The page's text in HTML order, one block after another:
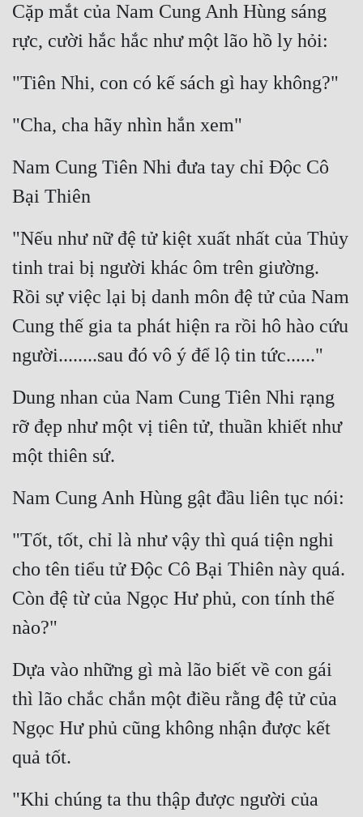
Cặp mắt của Nam Cung Anh Hùng sáng
rực, cười hắc hắc như một lão hồ ly hỏi:
"Tiên Nhi, con có kế sách gì hay không?"
"Cha, cha hãy nhìn hắn xem"
Nam Cung Tiên Nhi đưa tay chỉ Độc Cô
Bại Thiên
"Nếu như nữ đệ tử kiệt xuất nhất của Thủy
tinh trai bị người khác ôm trên giường.
Rồi sự việc lại bị danh môn đệ tử của Nam
Cung thế gia ta phát hiện ra rồi hô hào cứu
người........sau đó vô ý để lộ tin tức......"
Dung nhan của Nam Cung Tiên Nhi rạng
rỡ đẹp như một vị tiên tử, thuần khiết như
một thiên sứ.
Nam Cung Anh Hùng gật đầu liên tục nói:
"Tốt, tốt, chỉ là như vậy thì quá tiện nghi
cho tên tiểu tử Độc Cô Bại Thiên này quá.
Còn đệ từ của Ngọc Hư phủ, con tính thế
nào?"
Dựa vào những gì mà lão biết về con gái
thì lão chắc chắn một điều rằng đệ tử của
Ngọc Hư phủ cũng không nhận được kết
quả tốt.
"Khi chúng ta thu thập được người của